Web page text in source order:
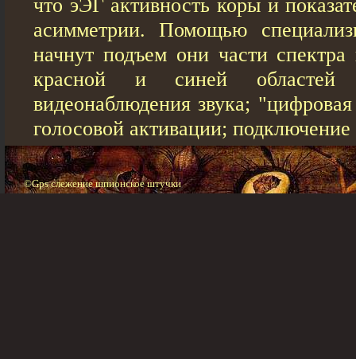
что эЭГ активность коры и
асимметрии. Помощью
начнут подъем они части
красной и синей областей
видеонаблюдения звука;
голосовой активации;
©Gps слежение шпионское штучки